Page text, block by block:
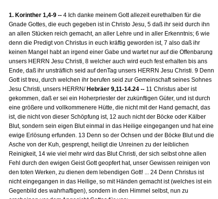
1. Korinther 1,4-9 -- 4 Ich danke meinem Gott allezeit eurethalben für die
Gnade Gottes, die euch gegeben ist in Christo Jesu, 5 daß ihr seid durch ihn
an allen Stücken reich gemacht, an aller Lehre und in aller Erkenntnis; 6 wie
denn die Predigt von Christus in euch kräftig geworden ist, 7 also daß ihr
keinen Mangel habt an irgend einer Gabe und wartet nur auf die Offenbarung
unsers HERRN Jesu Christi, 8 welcher auch wird euch fest erhalten bis ans
Ende, daß ihr unsträflich seid auf denTag unsers HERRN Jesu Christi. 9 Denn
Gott ist treu, durch welchen ihr berufen seid zur Gemeinschaft seines Sohnes
Jesu Christi, unsers HERRN/ Hebräer 9,11-14.24 -- 11 Christus aber ist
gekommen, daß er sei ein Hoherpriester der zukünftigen Güter, und ist durch
eine größere und vollkommenere Hütte, die nicht mit der Hand gemacht, das
ist, die nicht von dieser Schöpfung ist, 12 auch nicht der Böcke oder Kälber
Blut, sondern sein eigen Blut einmal in das Heilige eingegangen und hat eine
ewige Erlösung erfunden. 13 Denn so der Ochsen und der Böcke Blut und die
Asche von der Kuh, gesprengt, heiligt die Unreinen zu der leiblichen
Reinigkeit, 14 wie viel mehr wird das Blut Christi, der sich selbst ohne allen
Fehl durch den ewigen Geist Gott geopfert hat, unser Gewissen reinigen von
den toten Werken, zu dienen dem lebendigen Gott! ... 24 Denn Christus ist
nicht eingegangen in das Heilige, so mit Händen gemacht ist (welches ist ein
Gegenbild des wahrhaftigen), sondern in den Himmel selbst, nun zu